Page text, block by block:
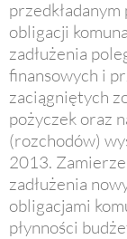
obligacji
zadłużenia
finansowych i
zaciągniętych
pożyczek oraz
(rozchodów)
2013.
zadłużenia
obligacjami
płynności